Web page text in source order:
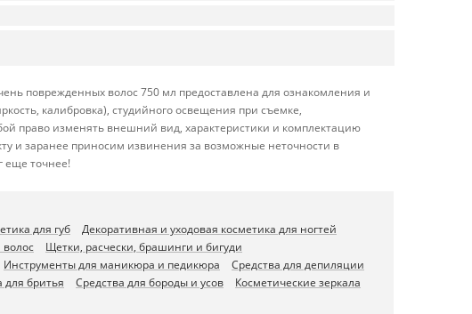
поврежденных волос 750 мл предоставлена для ознакомления и
калибровка), студийного освещения при съемке,
право изменять внешний вид, характеристики и комплектацию
и заранее приносим извинения за возможные неточности в
еще точнее!
для губ
Декоративная и уходовая косметика для ногтей
Щетки, расчески, брашинги и бигуди
Инструменты для маникюра и педикюра
Средства для депиляции
для бритья Средства для бороды и усов
Косметические зеркала